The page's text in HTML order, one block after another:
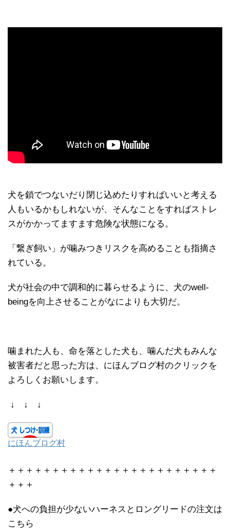
犬を鎖でつないだり閉じ込めたりすればいいと考える
人もいるかもしれないが、そんなことをすればストレ
スがかかってますます危険な状態になる。
「繋ぎ飼い」が噛みつきリスクを高めることも指摘さ
れている。
犬が社会の中で調和的に暮らせるように、犬のwell-
beingを向上させることがなによりも大切だ。
噛まれた人も、命を落とした犬も、噛んだ犬もみんな
被害者だと思った方は、にほんブログ村のクリックを
よろしくお願いします。
↓ ↓ ↓
にほんブログ村
＋＋＋＋＋＋＋＋＋＋＋＋＋＋＋＋＋＋＋＋＋＋＋＋
＋＋＋
●犬への負担が少ないハーネスとロングリードの注文は
こちら